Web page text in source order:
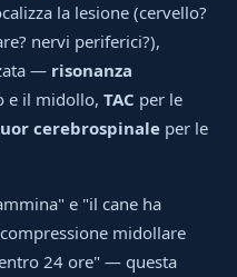
la lesione (cervello?
nervi periferici?),
— risonanza
e il midollo,TAC per le
cerebrospinale per le
e "il cane ha
midollare
24 ore" — questa